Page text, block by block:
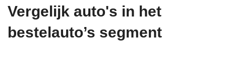
Vergelijk auto's in het
bestelauto’s segment